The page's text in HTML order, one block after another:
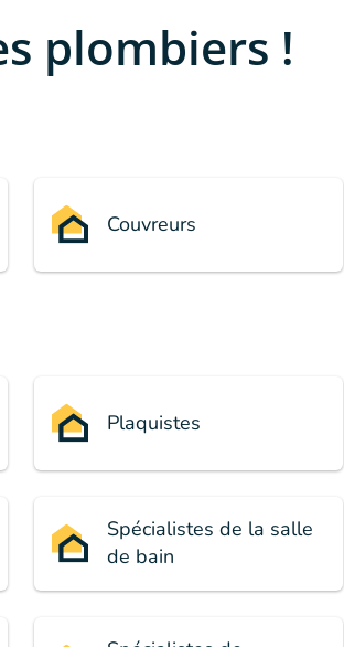
plombiers !
Couvreurs
Plaquistes
Spécialistes de la salle
de bain